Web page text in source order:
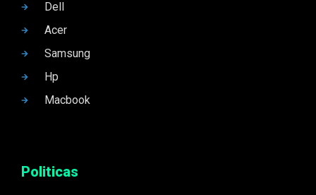
Dell
Acer
Samsung
Hp
Macbook
Politicas